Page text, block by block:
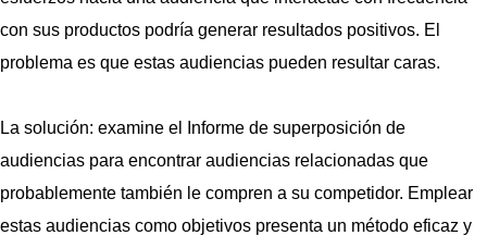
con sus productos podría generar resultados positivos. El
problema es que estas audiencias pueden resultar caras.
La solución: examine el Informe de superposición de
audiencias para encontrar audiencias relacionadas que
probablemente también le compren a su competidor. Emplear
estas audiencias como objetivos presenta un método eficaz y